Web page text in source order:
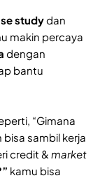
studydan
makin percaya
dengan
bantu
“Gimana
sambil kerja
credit & market
kamu bisa